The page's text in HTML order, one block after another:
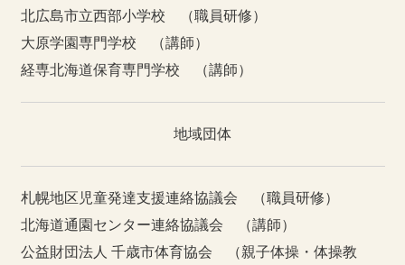
北広島市立西部小学校 （職員研修）
大原学園専門学校 （講師）
経専北海道保育専門学校 （講師）
地域団体
札幌地区児童発達支援連絡協議会 （職員研修）
北海道通園センター連絡協議会 （講師）
公益財団法人 千歳市体育協会 （親子体操・体操教